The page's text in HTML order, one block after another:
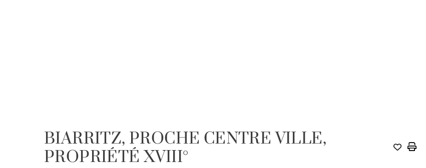
BIARRITZ, PROCHE CENTRE VILLE,
PROPRIÉTÉ XVIII°